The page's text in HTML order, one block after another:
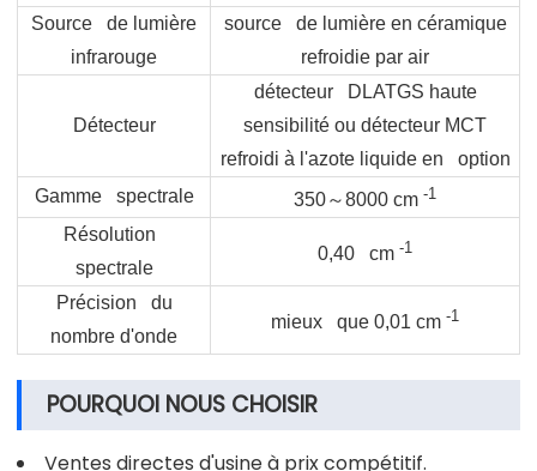
Source de lumière
infrarouge
source de lumière en céramique
refroidie par air
Détecteur
détecteur DLATGS haute
sensibilité ou détecteur MCT
refroidi à l'azote liquide en option
Gamme spectrale
350～8000 cm -1
Résolution
spectrale
0,40 cm -1
Précision du
nombre d'onde
mieux que 0,01 cm -1
POURQUOI NOUS CHOISIR
Ventes directes d'usine à prix compétitif.